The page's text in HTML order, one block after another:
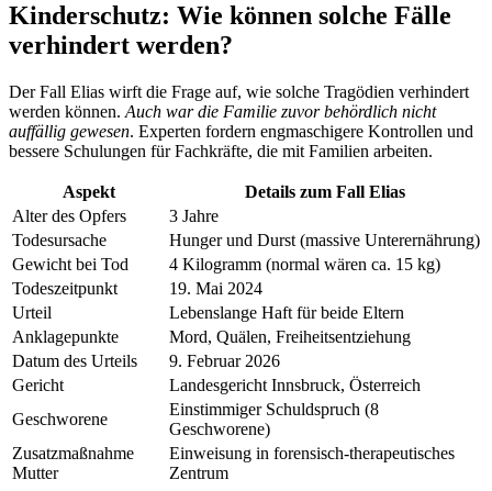
Kinderschutz: Wie können solche Fälle
verhindert werden?
Der Fall Elias wirft die Frage auf, wie solche Tragödien verhindert
werden können. Auch war die Familie zuvor behördlich nicht
auffällig gewesen. Experten fordern engmaschigere Kontrollen und
bessere Schulungen für Fachkräfte, die mit Familien arbeiten.
Aspekt
Details zum Fall Elias
Alter des Opfers
3 Jahre
Todesursache
Hunger und Durst (massive Unterernährung)
Gewicht bei Tod
4 Kilogramm (normal wären ca. 15 kg)
Todeszeitpunkt
19. Mai 2024
Urteil
Lebenslange Haft für beide Eltern
Anklagepunkte
Mord, Quälen, Freiheitsentziehung
Datum des Urteils
9. Februar 2026
Gericht
Landesgericht Innsbruck, Österreich
Geschworene
Einstimmiger Schuldspruch (8
Geschworene)
Zusatzmaßnahme
Mutter
Einweisung in forensisch-therapeutisches
Zentrum